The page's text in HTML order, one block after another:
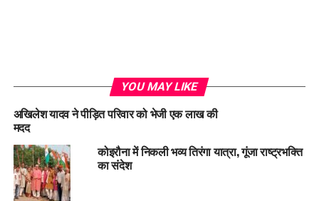
YOU MAY LIKE
अखिलेश यादव ने पीड़ित परिवार को भेजी एक लाख की
मदद
कोइरौना में निकली भव्य तिरंगा यात्रा, गूंजा राष्ट्रभक्ति
का संदेश